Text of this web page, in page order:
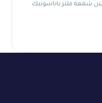
شمعة فلتر باناسونيك